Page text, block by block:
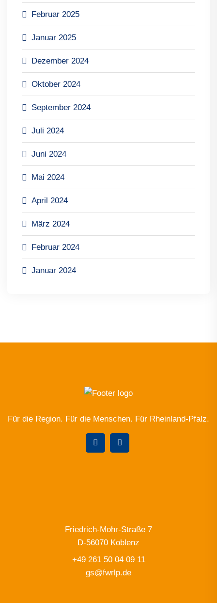
Februar 2025
Januar 2025
Dezember 2024
Oktober 2024
September 2024
Juli 2024
Juni 2024
Mai 2024
April 2024
März 2024
Februar 2024
Januar 2024
Für die Region. Für die Menschen. Für Rheinland-Pfalz.
Friedrich-Mohr-Straße 7
D-56070 Koblenz
+49 261 50 04 09 11
gs@fwrlp.de